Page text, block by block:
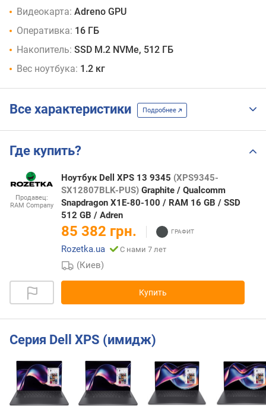
Видеокарта: Adreno GPU
Оперативка: 16 ГБ
Накопитель: SSD M.2 NVMe, 512 ГБ
Вес ноутбука: 1.2 кг
Все характеристики Подробнее
Где купить?
Продавец:
RAM Company
Ноутбук Dell XPS 13 9345 (XPS9345-
SX12807BLK-PUS) Graphite / Qualcomm
Snapdragon X1E-80-100 / RAM 16 GB / SSD
512 GB / Adren
85 382 грн.
Rozetka.ua С нами 7 лет
(Киев)
Купить
Серия Dell XPS (имидж)